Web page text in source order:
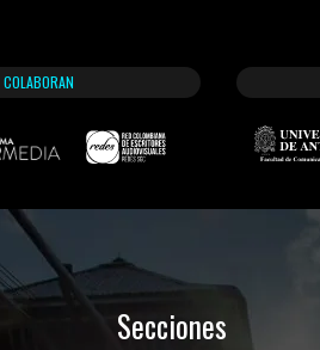
COLABORAN
Secciones